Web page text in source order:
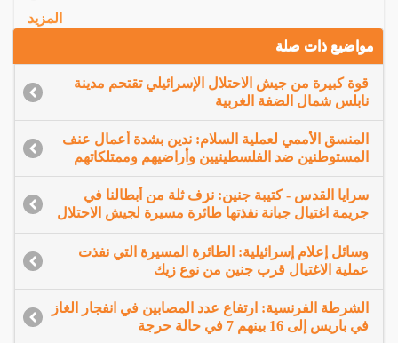
المزيد
مواضيع ذات صلة
قوة كبيرة من جيش الاحتلال الإسرائيلي تقتحم مدينة
نابلس شمال الضفة الغربية
المنسق الأممي لعملية السلام: ندين بشدة أعمال عنف
المستوطنين ضد الفلسطينيين وأراضيهم وممتلكاتهم
سرايا القدس - كتيبة جنين: نزف ثلة من أبطالنا في
جريمة اغتيال جبانة نفذتها طائرة مسيرة لجيش الاحتلال
وسائل إعلام إسرائيلية: الطائرة المسيرة التي نفذت
عملية الاغتيال قرب جنين من نوع زيك
الشرطة الفرنسية: ارتفاع عدد المصابين في انفجار الغاز
في باريس إلى 16 بينهم 7 في حالة حرجة